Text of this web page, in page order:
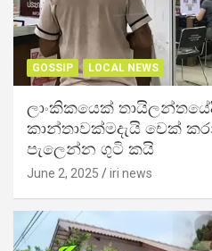
GOSSIP LOCAL NEWS
ලාංකිකයෙක්
කාන්තාවක්මදැයි චෙක්
පැලෙන්න ගුටි කයි
June 2, 2025 iri news